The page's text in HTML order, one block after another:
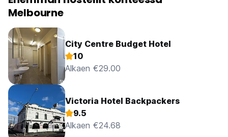
Melbourne
City Centre Budget Hotel
10
Alkaen €29.00
Victoria Hotel Backpackers
9.5
Alkaen €24.68